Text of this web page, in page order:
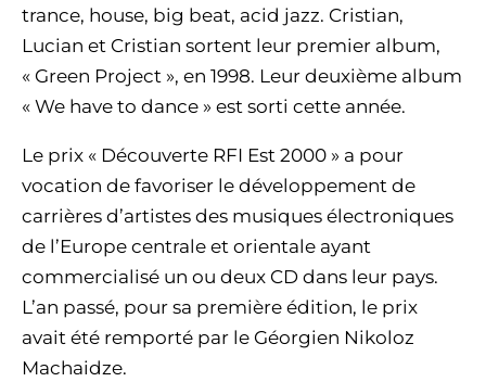
trance, house, big beat, acid jazz. Cristian,
Lucian et Cristian sortent leur premier album,
« Green Project », en 1998. Leur deuxième album
« We have to dance » est sorti cette année.
Le prix « Découverte RFI Est 2000 » a pour
vocation de favoriser le développement de
carrières d’artistes des musiques électroniques
de l’Europe centrale et orientale ayant
commercialisé un ou deux CD dans leur pays.
L’an passé, pour sa première édition, le prix
avait été remporté par le Géorgien Nikoloz
Machaidze.